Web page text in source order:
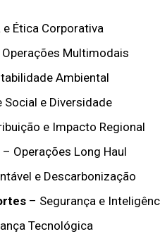
Ética Corporativa
Multimodais
Ambiental
Social e Diversidade
e Impacto Regional
– Operações Long Haul
e Descarbonização
– Segurança e
Tecnológica